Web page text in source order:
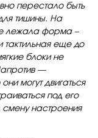
перестало быть
тишины. На
лежала форма –
тактильная еще до
блоки не
—
могут двигаться
под его
смену настроения